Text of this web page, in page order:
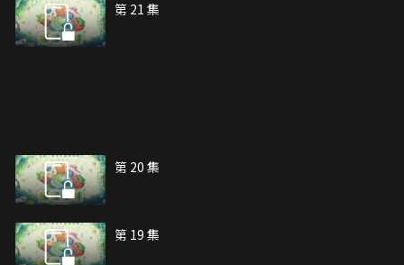
第 21 集
第 20 集
第 19 集